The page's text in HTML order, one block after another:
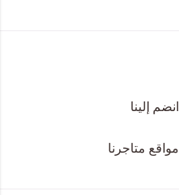
انضم إلينا
مواقع متاجرنا